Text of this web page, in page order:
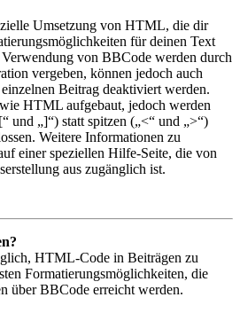
Umsetzung von HTML, die dir
für deinen Text
von BBCode werden durch
vergeben, können jedoch auch
Beitrag deaktiviert werden.
HTML aufgebaut, jedoch werden
und „]“) statt spitzen („<“ und „>“)
Weitere Informationen zu
einer speziellen Hilfe-Seite, die von
aus zugänglich ist.
HTML-Code in Beiträgen zu
Formatierungsmöglichkeiten, die
über BBCode erreicht werden.